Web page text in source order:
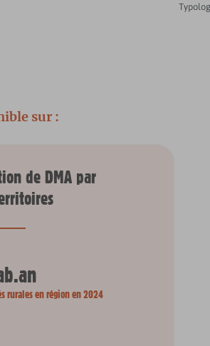
sur :
de DMA par
rurales en région en 2024